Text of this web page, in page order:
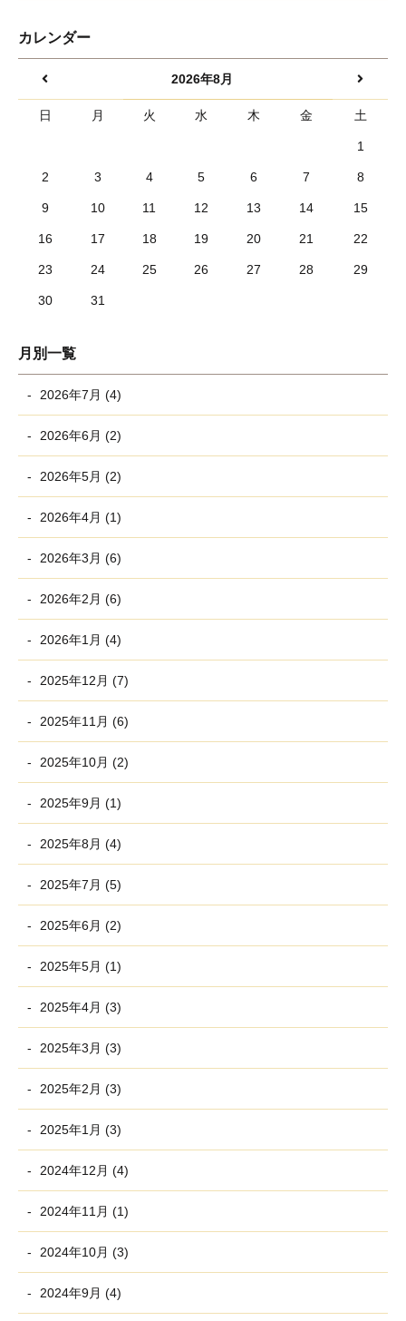
カレンダー
2026年8月
日 月 火 水 木 金 土
1
2 3 4 5 6 7 8
9 10 11 12 13 14 15
16 17 18 19 20 21 22
23 24 25 26 27 28 29
30 31
月別一覧
2026年7月 (4)
2026年6月 (2)
2026年5月 (2)
2026年4月 (1)
2026年3月 (6)
2026年2月 (6)
2026年1月 (4)
2025年12月 (7)
2025年11月 (6)
2025年10月 (2)
2025年9月 (1)
2025年8月 (4)
2025年7月 (5)
2025年6月 (2)
2025年5月 (1)
2025年4月 (3)
2025年3月 (3)
2025年2月 (3)
2025年1月 (3)
2024年12月 (4)
2024年11月 (1)
2024年10月 (3)
2024年9月 (4)